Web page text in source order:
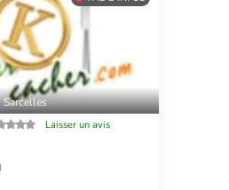
Sarcelles
Laisser un avis